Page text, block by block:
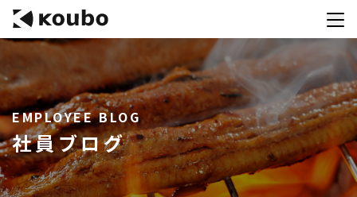
サービス
会社案内
実績紹介
EMPLOYEE BLOG
社員ブログ